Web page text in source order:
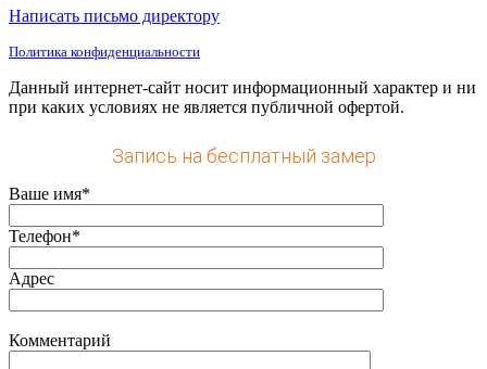
Написать письмо директору
Политика конфиденциальности
Данный интернет-сайт носит информационный характер и ни
при каких условиях не является публичной офертой.
Запись на бесплатный замер
Ваше имя*
Телефон*
Адрес
Комментарий